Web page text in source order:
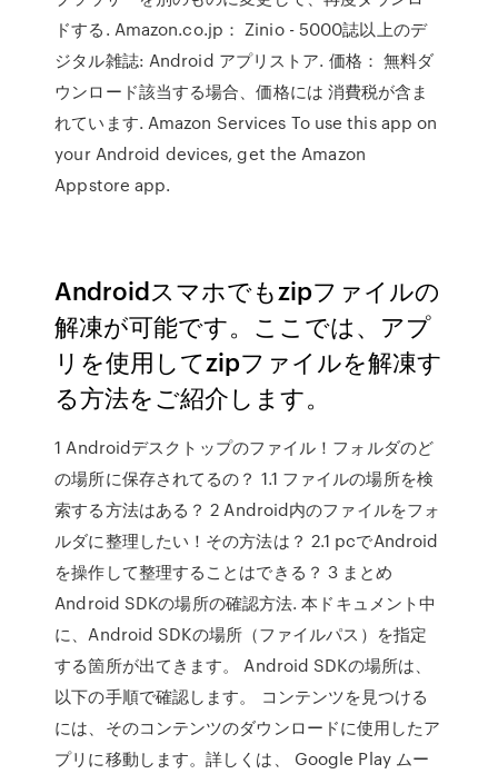
ドする. Amazon.co.jp： Zinio - 5000誌以上のデ
ジタル雑誌: Android アプリストア. 価格： 無料ダ
ウンロード該当する場合、価格には 消費税が含ま
れています. Amazon Services To use this app on
your Android devices, get the Amazon
Appstore app.
Androidスマホでもzipファイルの
解凍が可能です。ここでは、アプ
リを使用してzipファイルを解凍す
る方法をご紹介します。
1 Androidデスクトップのファイル！フォルダのど
の場所に保存されてるの？ 1.1 ファイルの場所を検
索する方法はある？ 2 Android内のファイルをフォ
ルダに整理したい！その方法は？ 2.1 pcでAndroid
を操作して整理することはできる？ 3 まとめ
Android SDKの場所の確認方法. 本ドキュメント中
に、Android SDKの場所（ファイルパス）を指定
する箇所が出てきます。 Android SDKの場所は、
以下の手順で確認します。 コンテンツを見つける
には、そのコンテンツのダウンロードに使用したア
プリに移動します。詳しくは、 Google Play ムー